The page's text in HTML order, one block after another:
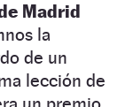
Madrid
la
de un
lección de